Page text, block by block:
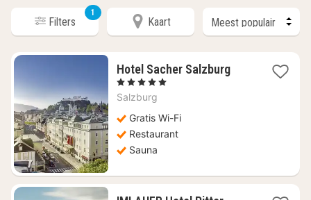
Filters
1
Kaart
Hotel Sacher Salzburg1
, 5 Sterren
Salzburg
Gratis Wi-Fi
Restaurant
Sauna